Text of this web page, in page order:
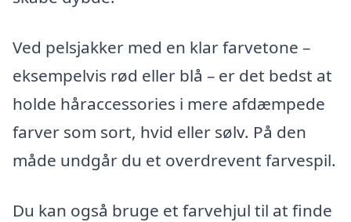
Ved pelsjakker med en klar farvetone –
eksempelvis rød eller blå – er det bedst at
holde håraccessories i mere afdæmpede
farver som sort, hvid eller sølv. På den
måde undgår du et overdrevent farvespil.
Du kan også bruge et farvehjul til at finde